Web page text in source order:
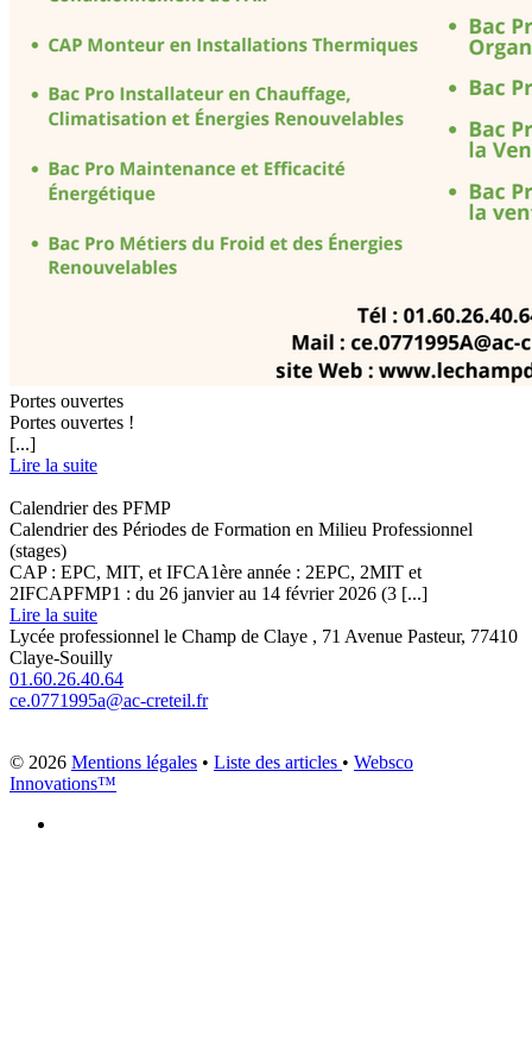
Portes ouvertes
Portes ouvertes !
[...]
Lire la suite
Calendrier des PFMP
Calendrier des Périodes de Formation en Milieu Professionnel
(stages)
CAP : EPC, MIT, et IFCA1ère année : 2EPC, 2MIT et
2IFCAPFMP1 : du 26 janvier au 14 février 2026 (3 [...]
Lire la suite
Lycée professionnel le Champ de Claye , 71 Avenue Pasteur, 77410
Claye-Souilly
01.60.26.40.64
ce.0771995a@ac-creteil.fr
© 2026 Mentions légales • Liste des articles • Websco
Innovations™